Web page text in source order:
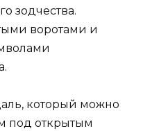
зодчества.
воротами и
который можно
под открытым